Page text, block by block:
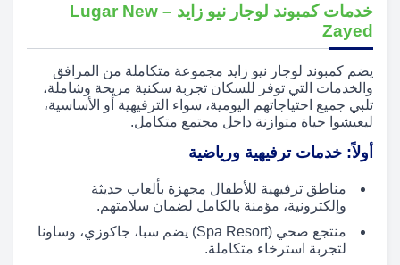
خدمات كمبوند لوجار نيو زايد – Lugar New
Zayed
يضم كمبوند لوجار نيو زايد مجموعة متكاملة من المرافق
والخدمات التي توفر للسكان تجربة سكنية مريحة وشاملة،
تلبي جميع احتياجاتهم اليومية، سواء الترفيهية أو الأساسية،
ليعيشوا حياة متوازنة داخل مجتمع متكامل.
أولاً: خدمات ترفيهية ورياضية
مناطق ترفيهية للأطفال مجهزة بألعاب حديثة
وإلكترونية، مؤمنة بالكامل لضمان سلامتهم.
منتجع صحي (Spa Resort) يضم سبا، جاكوزي، وساونا
لتجربة استرخاء متكاملة.